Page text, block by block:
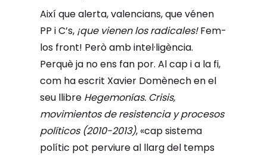
Així que alerta, valencians, que vénen
PP i C’s, ¡que vienen los radicales!Fem-
los front! Però amb intel·ligència.
Perquè ja no ens fan por. Al cap i a la fi,
com ha escrit Xavier Domènech en el
seu llibre Hegemonías. Crisis,
movimientos de resistencia y procesos
políticos (2010-2013), «cap sistema
polític pot perviure al llarg del temps